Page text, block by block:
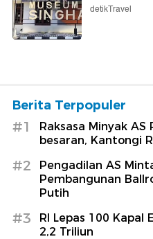
detikTravel
Berita Terpopuler
#1
Raksasa Minyak
besaran, Kantongi
#2
Pengadilan AS
Pembangunan
Putih
#3
RI Lepas 100 Kapal
2,2 Triliun